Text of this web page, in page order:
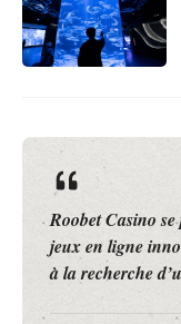
Roobet Casino
jeux en ligne
à la recherche